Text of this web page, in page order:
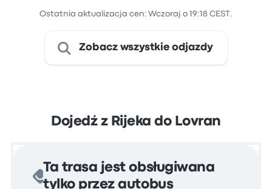
Ostatnia aktualizacja cen: Wczoraj o 19:18 CEST.
Zobacz wszystkie odjazdy
Dojedź z Rijeka do Lovran
Ta trasa jest obsługiwana
tylko przez autobus